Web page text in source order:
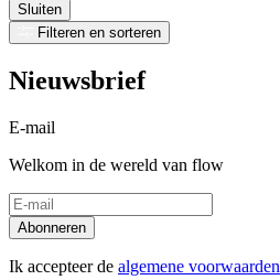
Sluiten
Filteren en sorteren
Nieuwsbrief
E-mail
Welkom in de wereld van flow
Abonneren
Ik accepteer de algemene voorwaarden